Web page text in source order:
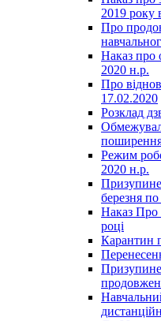
2019 року
Про
Наказ про
2020 н.р.
Про
17.02.2020
Розклад
поширення
Режим
2020 н.р.
березня
Наказ Про
році
Карантин